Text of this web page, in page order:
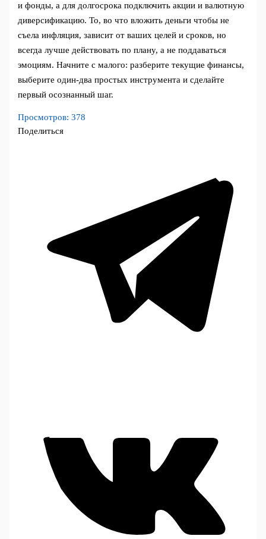
и фонды, а для долгосрока подключить акции и валютную
диверсификацию. То, во что вложить деньги чтобы не
съела инфляция, зависит от ваших целей и сроков, но
всегда лучше действовать по плану, а не поддаваться
эмоциям. Начните с малого: разберите текущие финансы,
выберите один‑два простых инструмента и сделайте
первый осознанный шаг.
Просмотров: 378
Поделиться